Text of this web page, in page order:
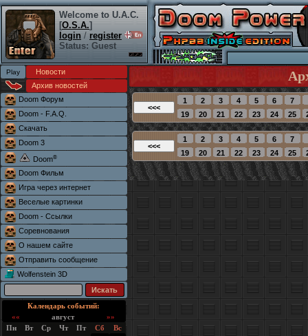
Welcome to U.A.C.
[O.S.A.]
login / register
Status: Guest
Новости
Архив новостей
Doom Форум
Doom - F.A.Q.
Скачать
Doom 3
Doom®
Doom Фильм
Игра через интернет
Веселые картинки
Doom - Ссылки
Соревнования
О нашем сайте
Отправить сообщение
Wolfenstein 3D
Календарь событий:
««
август
»»
Пн
Вт Ср Чт Пт Сб
Вс